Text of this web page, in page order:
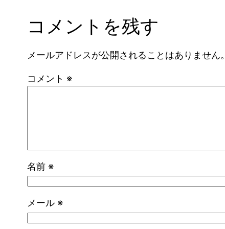
コメントを残す
メールアドレスが公開されることはありません。
コメント ※
名前 ※
メール ※